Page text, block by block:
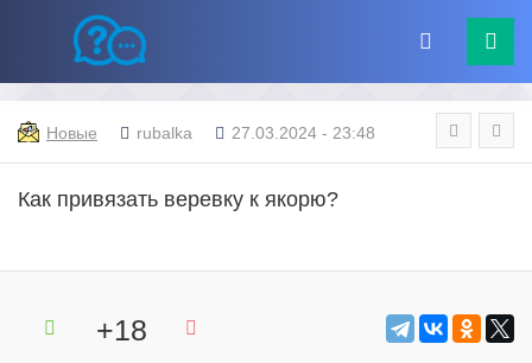
Новые rubalka 27.03.2024 - 23:48
Как привязать веревку к якорю?
+18